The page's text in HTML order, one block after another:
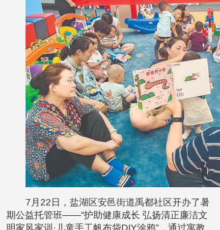
7月22日，盐湖区安邑街道禹都社区开办了暑
期公益托管班——“护助健康成长 弘扬清正廉洁文
明家风家训·儿童手工帆布袋DIY涂鸦”，通过寓教